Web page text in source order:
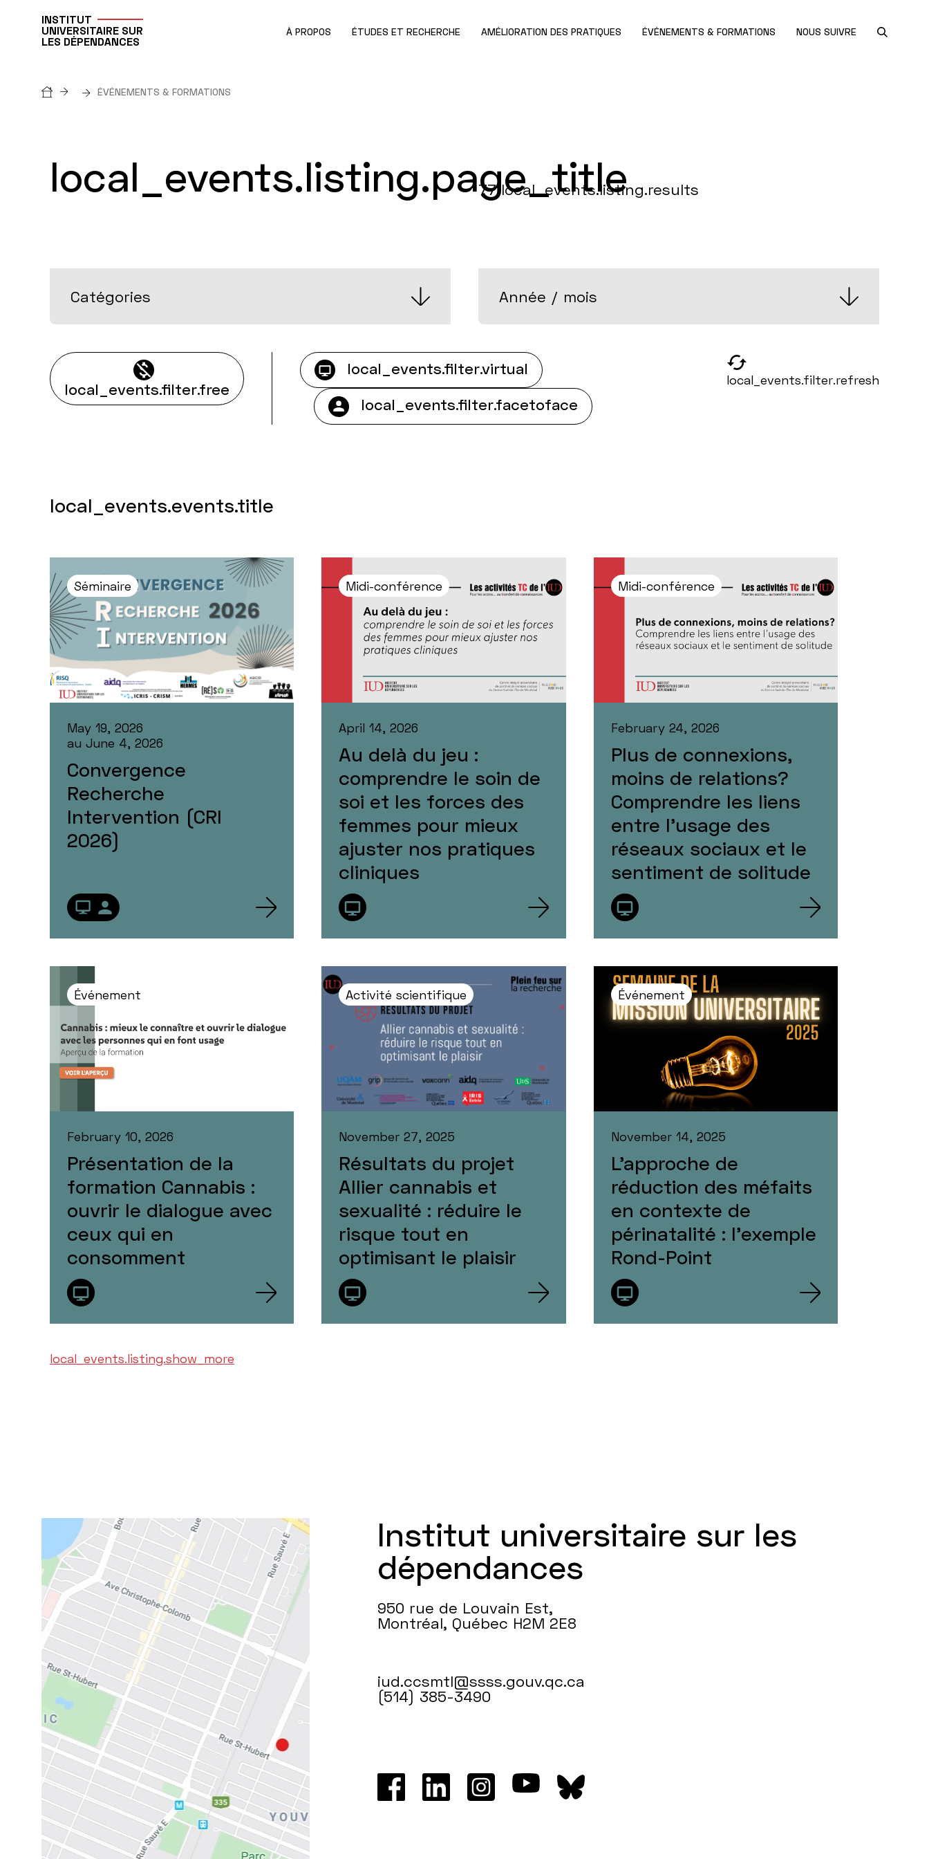
INSTITUT
UNIVERSITAIRE SUR
LES DÉPENDANCES
À PROPOS ÉTUDES ET RECHERCHE AMÉLIORATION DES PRATIQUES ÉVÉNEMENTS & FORMATIONS NOUS SUIVRE
BreadcrumbÉVÉNEMENTS & FORMATIONS
Événements
formations
local_events.listing.page_title
77local_events.listing.results
MOIS
local_events.filter.free
local_events.filter.virtual
local_events.filter.facetoface
local_events.filter.refresh
local_events.events.title
Séminaire
May 19, 2026
au June 4, 2026
Convergence
Recherche
Intervention (CRI
2026)
Midi-conférence
April 14, 2026
Au delà du jeu :
comprendre le soin de
soi et les forces des
femmes pour mieux
ajuster nos pratiques
cliniques
Midi-conférence
February 24, 2026
Plus de connexions,
moins de relations?
Comprendre les liens
entre l’usage des
réseaux sociaux et le
sentiment de solitude
Événement
February 10, 2026
Présentation de la
formation Cannabis :
ouvrir le dialogue avec
ceux qui en
consomment
Activité scientifique
November 27, 2025
Résultats du projet
Allier cannabis et
sexualité : réduire le
risque tout en
optimisant le plaisir
Événement
November 14, 2025
L’approche de
réduction des méfaits
en contexte de
périnatalité : l’exemple
Rond-Point
local_events.listing.show_more
Institut universitaire sur les
dépendances
950 rue de Louvain Est,
Montréal, Québec H2M 2E8
iud.ccsmtl@ssss.gouv.qc.ca
(514) 385-3490